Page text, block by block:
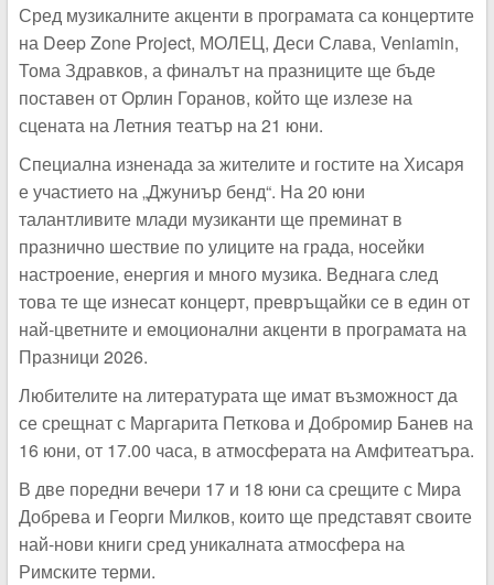
Сред музикалните акценти в програмата са концертите
на Deep Zone Project, МОЛЕЦ, Деси Слава, Veniamin,
Тома Здравков, а финалът на празниците ще бъде
поставен от Орлин Горанов, който ще излезе на
сцената на Летния театър на 21 юни.
Специална изненада за жителите и гостите на Хисаря
е участието на „Джуниър бенд“. На 20 юни
талантливите млади музиканти ще преминат в
празнично шествие по улиците на града, носейки
настроение, енергия и много музика. Веднага след
това те ще изнесат концерт, превръщайки се в един от
най-цветните и емоционални акценти в програмата на
Празници 2026.
Любителите на литературата ще имат възможност да
се срещнат с Маргарита Петкова и Добромир Банев на
16 юни, от 17.00 часа, в атмосферата на Амфитеатъра.
В две поредни вечери 17 и 18 юни са срещите с Мира
Добрева и Георги Милков, които ще представят своите
най-нови книги сред уникалната атмосфера на
Римските терми.